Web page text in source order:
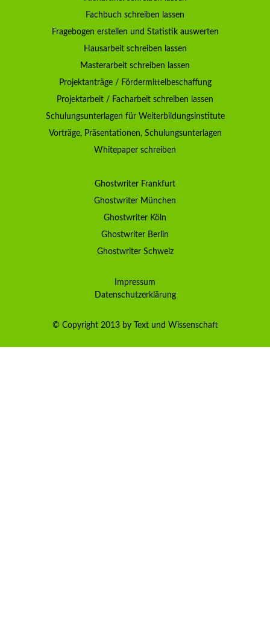
Fachbuch schreiben lassen
Fragebogen erstellen und Statistik auswerten
Hausarbeit schreiben lassen
Masterarbeit schreiben lassen
Projektanträge / Fördermittelbeschaffung
Projektarbeit / Facharbeit schreiben lassen
Schulungsunterlagen für Weiterbildungsinstitute
Vorträge, Präsentationen, Schulungsunterlagen
Whitepaper schreiben
Ghostwriter Frankfurt
Ghostwriter München
Ghostwriter Köln
Ghostwriter Berlin
Ghostwriter Schweiz
Impressum
Datenschutzerklärung
© Copyright 2013 by Text und Wissenschaft